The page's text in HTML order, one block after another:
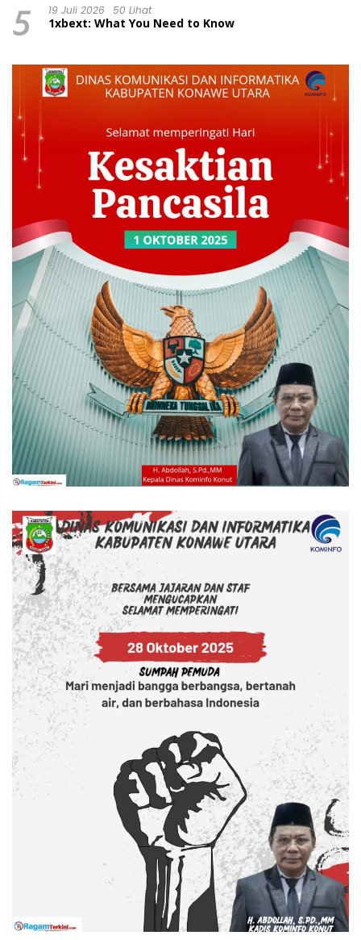
5 19 Juli 2026 50 Lihat
1xbext: What You Need to Know